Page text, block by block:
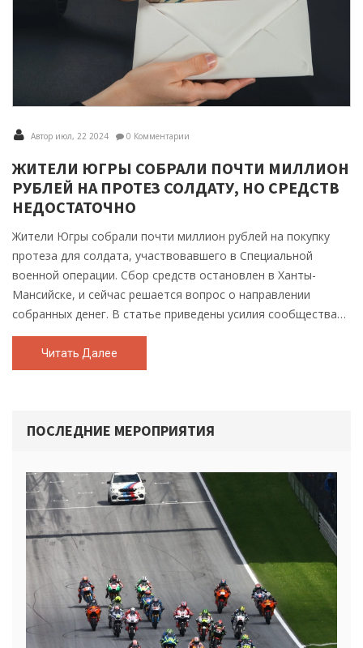
Автор июл, 22 2024 0 Комментарии
ЖИТЕЛИ ЮГРЫ СОБРАЛИ ПОЧТИ МИЛЛИОН
РУБЛЕЙ НА ПРОТЕЗ СОЛДАТУ, НО СРЕДСТВ
НЕДОСТАТОЧНО
Жители Югры собрали почти миллион рублей на покупку
протеза для солдата, участвовавшего в Специальной
военной операции. Сбор средств остановлен в Ханты-
Мансийске, и сейчас решается вопрос о направлении
собранных денег. В статье приведены усилия сообщества
по поддержке солдата и обсуждение дальнейшего
распределения собранных средств.
Читать Далее
ПОСЛЕДНИЕ МЕРОПРИЯТИЯ